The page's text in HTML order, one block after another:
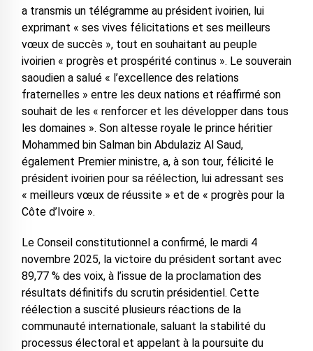
a transmis un télégramme au président ivoirien, lui
exprimant « ses vives félicitations et ses meilleurs
vœux de succès », tout en souhaitant au peuple
ivoirien « progrès et prospérité continus ». Le souverain
saoudien a salué « l’excellence des relations
fraternelles » entre les deux nations et réaffirmé son
souhait de les « renforcer et les développer dans tous
les domaines ». ‎Son altesse royale le prince héritier
Mohammed bin Salman bin Abdulaziz Al Saud,
également Premier ministre, a, à son tour, félicité le
président ivoirien pour sa réélection, lui adressant ses
« meilleurs vœux de réussite » et de « progrès pour la
Côte d’Ivoire ».
‎Le Conseil constitutionnel a confirmé, le mardi 4
novembre 2025, la victoire du président sortant avec
89,77 % des voix, à l’issue de la proclamation des
résultats définitifs du scrutin présidentiel. Cette
réélection a suscité plusieurs réactions de la
communauté internationale, saluant la stabilité du
processus électoral et appelant à la poursuite du